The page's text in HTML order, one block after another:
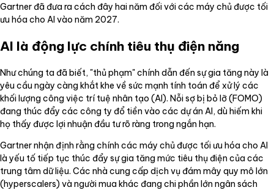
Gartner đã đưa ra cách đây hai năm đối với các máy chủ được tối
ưu hóa cho AI vào năm 2027.
AI là động lực chính tiêu thụ điện năng
Như chúng ta đã biết, "thủ phạm" chính dẫn đến sự gia tăng này là
yêu cầu ngày càng khắt khe về sức mạnh tính toán để xử lý các
khối lượng công việc trí tuệ nhân tạo (AI). Nỗi sợ bị bỏ lỡ (FOMO)
đang thúc đẩy các công ty đổ tiền vào các dự án AI, dù hiếm khi
họ thấy được lợi nhuận đầu tư rõ ràng trong ngắn hạn.
Gartner nhận định rằng chính các máy chủ được tối ưu hóa cho AI
là yếu tố tiếp tục thúc đẩy sự gia tăng mức tiêu thụ điện của các
trung tâm dữ liệu. Các nhà cung cấp dịch vụ đám mây quy mô lớn
(hyperscalers) và người mua khác đang chi phần lớn ngân sách